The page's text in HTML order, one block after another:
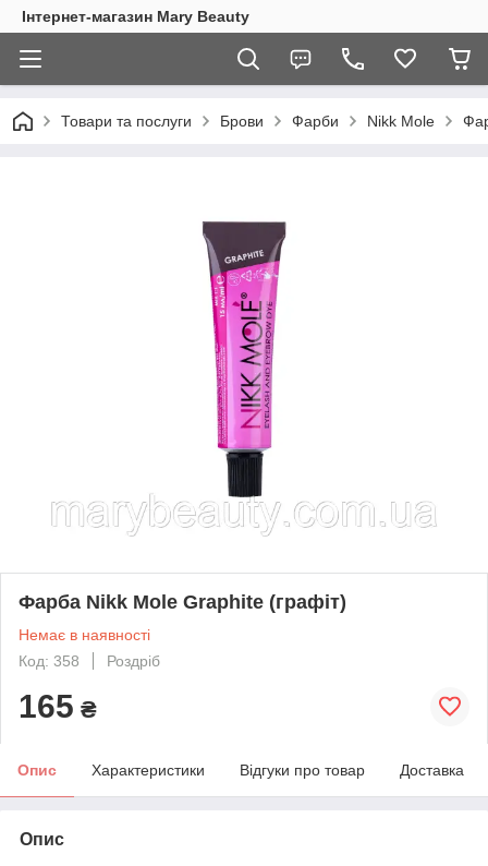
Інтернет-магазин Mary Beauty
Товари та послуги Брови Фарби Nikk Mole
Фарба Nikk Mole Graphite (графіт)
Немає в наявності
Код: 358
Роздріб
165 ₴
Опис Характеристики Відгуки про товар Доставка
Опис